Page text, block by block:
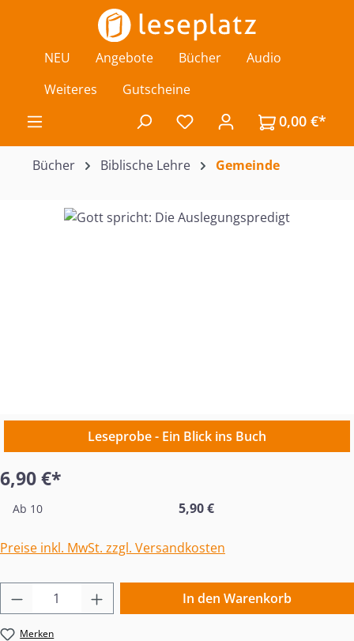
Zum Hauptinhalt springen
NEU Angebote Bücher
Audio
Weiteres
Gutscheine
Du hast 0 Produkte auf
0,00 €*
Bücher Biblische Lehre Gemeinde
Bildergalerie überspringen
Leseprobe - Ein Blick ins Buch
6,90 €*
Ab 10 5,90 €
Preise inkl. MwSt. zzgl. Versandkosten
Produkt Anzahl: Gib den gewünschten
In den Warenkorb
Merken